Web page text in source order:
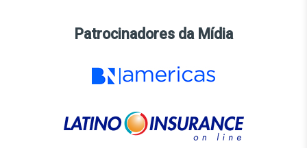
Patrocinadores da Mídia